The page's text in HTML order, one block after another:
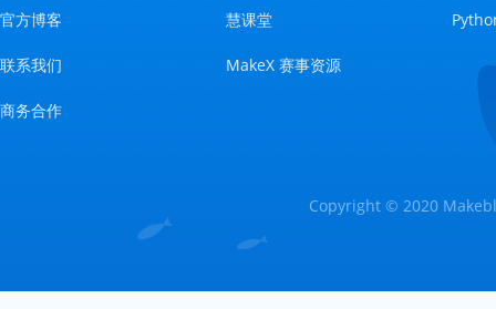
官方博客
联系我们
商务合作
慧课堂
MakeX 赛事资源
Copyright © 2020